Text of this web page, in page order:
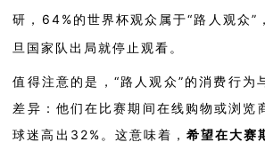
研， 64%的世界杯观众属于“路人观众”
旦国家队出局就停止观看。
值得注意的是，“路人观众”的消费行为
差异 ：他们在比赛期间在线购物或浏览
球迷高出 32% 。这意味着， 希望在大赛